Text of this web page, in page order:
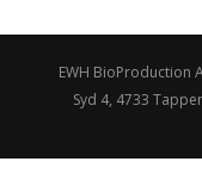
EWH BioProduction
Syd 4, 4733